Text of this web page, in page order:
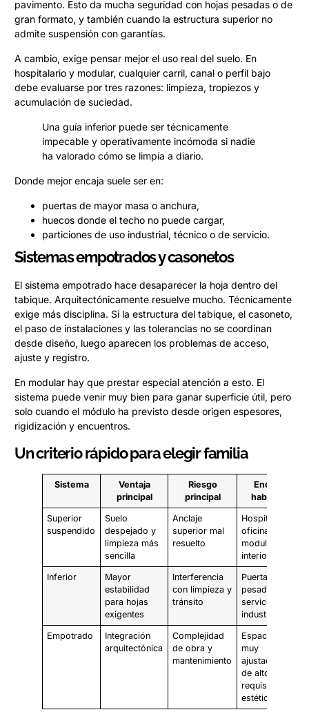
pavimento. Esto da mucha seguridad con hojas pesadas o de
gran formato, y también cuando la estructura superior no
admite suspensión con garantías.
A cambio, exige pensar mejor el uso real del suelo. En
hospitalario y modular, cualquier carril, canal o perfil bajo
debe evaluarse por tres razones: limpieza, tropiezos y
acumulación de suciedad.
Una guía inferior puede ser técnicamente
impecable y operativamente incómoda si nadie
ha valorado cómo se limpia a diario.
Donde mejor encaja suele ser en:
puertas de mayor masa o anchura,
huecos donde el techo no puede cargar,
particiones de uso industrial, técnico o de servicio.
Sistemas empotrados y casonetos
El sistema empotrado hace desaparecer la hoja dentro del
tabique. Arquitectónicamente resuelve mucho. Técnicamente
exige más disciplina. Si la estructura del tabique, el casoneto,
el paso de instalaciones y las tolerancias no se coordinan
desde diseño, luego aparecen los problemas de acceso,
ajuste y registro.
En modular hay que prestar especial atención a esto. El
sistema puede venir muy bien para ganar superficie útil, pero
solo cuando el módulo ha previsto desde origen espesores,
rigidización y encuentros.
Un criterio rápido para elegir familia
Sistema
Ventaja
principal
Riesgo
principal
Encaje
habitual
Superior
suspendido
Suelo
despejado y
limpieza más
sencilla
Anclaje
superior mal
resuelto
Hospitalario,
oficinas,
modular
interior
Inferior
Mayor
estabilidad
para hojas
exigentes
Interferencia
con limpieza y
tránsito
Puertas
pesadas,
servicio,
industrial
Empotrado
Integración
arquitectónica
Complejidad
de obra y
mantenimiento
Espacios
muy
ajustados o
de alto
requisito
estético